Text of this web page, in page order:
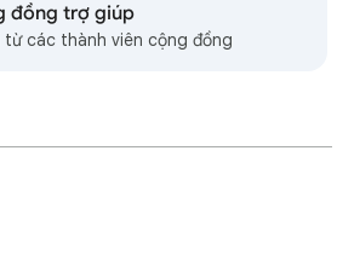
đồng trợ giúp
từ các thành viên cộng đồng